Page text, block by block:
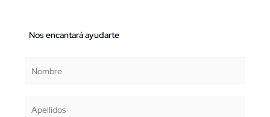
Nos encantará ayudarte